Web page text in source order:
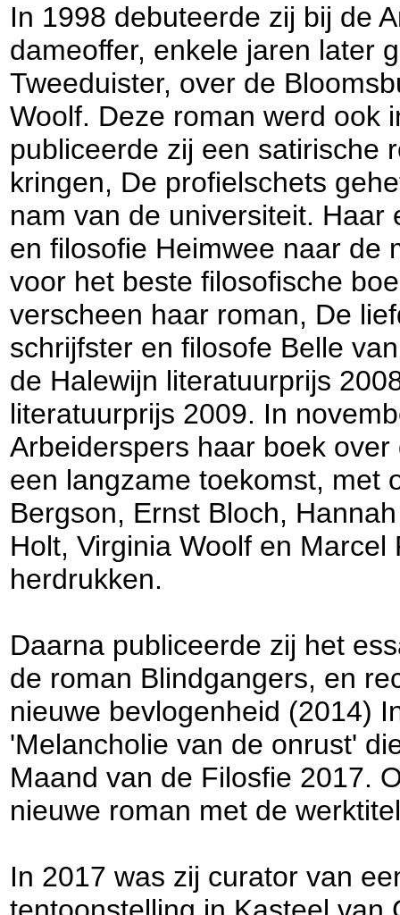
In 1998 debuteerde zij bij de
dameoffer, enkele jaren later
Tweeduister, over de
Woolf. Deze roman werd ook
publiceerde zij een satirische
kringen, De profielschets
nam van de universiteit.
en filosofie Heimwee naar de
voor het beste filosofische
verscheen haar roman, De
schrijfster en filosofe Belle
de Halewijn literatuurprijs
literatuurprijs 2009. In
Arbeiderspers haar boek
een langzame toekomst, met
Bergson, Ernst Bloch,
Holt, Virginia Woolf en
herdrukken.
Daarna publiceerde zij het
de roman Blindgangers, en
nieuwe bevlogenheid (2014)
'Melancholie van de onrust'
Maand van de Filosfie 2017.
nieuwe roman met de
In 2017 was zij curator van